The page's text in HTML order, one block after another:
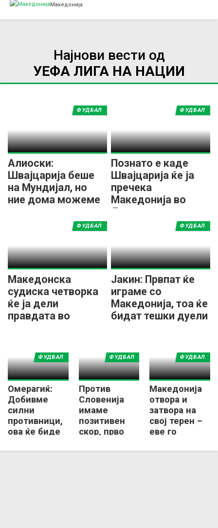
Македонија
Најнови вести од
УЕФА ЛИГА НА НАЦИИ
Алиоски:
Швајцарија беше
на Мундијал, но
ние дома можеме
ФУДБАЛ
Познато е каде
Швајцарија ќе ја
пречека
Македонија во
Лигата на нации
ФУДБАЛ
Македонска
судиска четворка
ќе ја дели
правдата во
ФУДБАЛ
Јакин: Првпат ќе
играме со
Македонија, тоа ќе
бидат тешки дуели
ФУДБАЛ
Омерагиќ:
Добивме
силни
противници,
ова ќе биде
тест за
ФУДБАЛ
Против
Словенија
имаме
позитивен
скор, прво
со
ФУДБАЛ
Македонија
отвора и
затвора на
свој терен –
еве го
во Лигата на
ФУДБАЛ